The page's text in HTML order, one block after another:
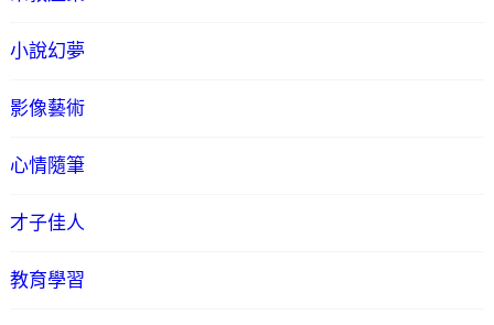
小說幻夢
影像藝術
心情隨筆
才子佳人
教育學習